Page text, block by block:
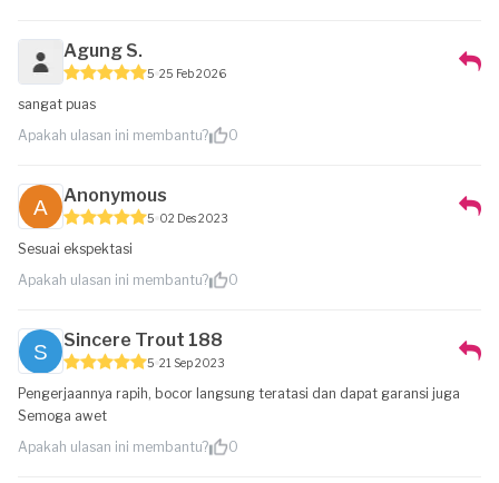
Agung S.
5 25 Feb 2026
sangat puas
Apakah ulasan ini membantu?
0
Anonymous
5 02 Des 2023
Sesuai ekspektasi
Apakah ulasan ini membantu?
0
Sincere Trout 188
5 21 Sep 2023
Pengerjaannya rapih, bocor langsung teratasi dan dapat garansi juga
Semoga awet
Apakah ulasan ini membantu?
0